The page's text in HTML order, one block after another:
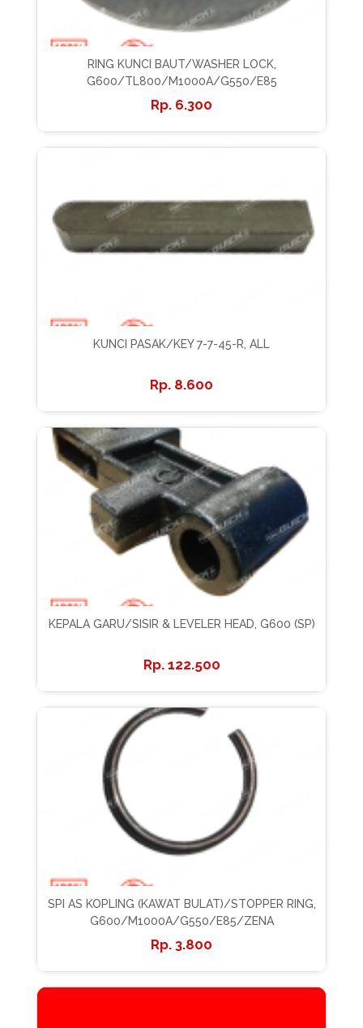
RING KUNCI BAUT/WASHER LOCK,
G600/TL800/M1000A/G550/E85
6.300
KUNCI PASAK/KEY 7-7-45-R, ALL
8.600
KEPALA GARU/SISIR & LEVELER HEAD, G600 (SP)
122.500
SPI AS KOPLING (KAWAT BULAT)/STOPPER RING,
G600/M1000A/G550/E85/ZENA
3.800